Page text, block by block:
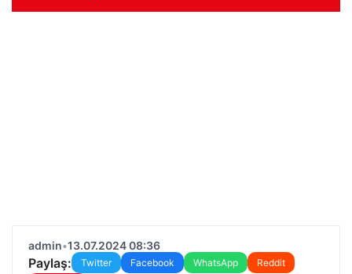
admin•13.07.2024 08:36
Paylaş: Twitter Facebook WhatsApp
Reddit